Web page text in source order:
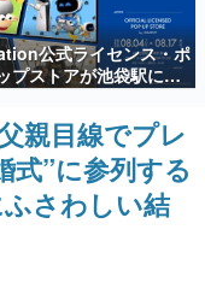
ュー数万以上！ などな
ァミ渾身の“殿堂入り”記
製作時のエピソードをお
）とは何か？を探ってい
赫本』は、〈試験問題〉
公式ライセンス・ポ
プストアが池袋駅にて
で開催。夏のアパレル
ッドボーン』の新作ア
登場
親目線でプレ
式”に参列する
さわしい結